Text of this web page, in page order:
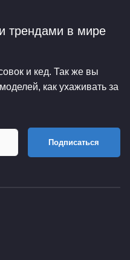
трендами в мире
и кед. Так же вы
как ухаживать за
Подписаться